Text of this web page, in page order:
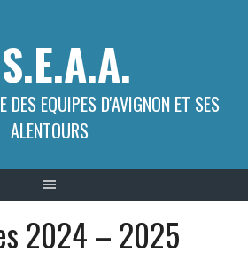
DES EQUIPES D'AVIGNON ET SES
ALENTOURS
2024 – 2025